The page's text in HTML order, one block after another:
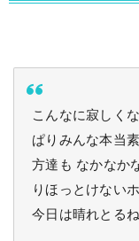
こんなに寂しく
ぱりみんな本当
方達も なかなか
りほっとけない
今日は晴れとる